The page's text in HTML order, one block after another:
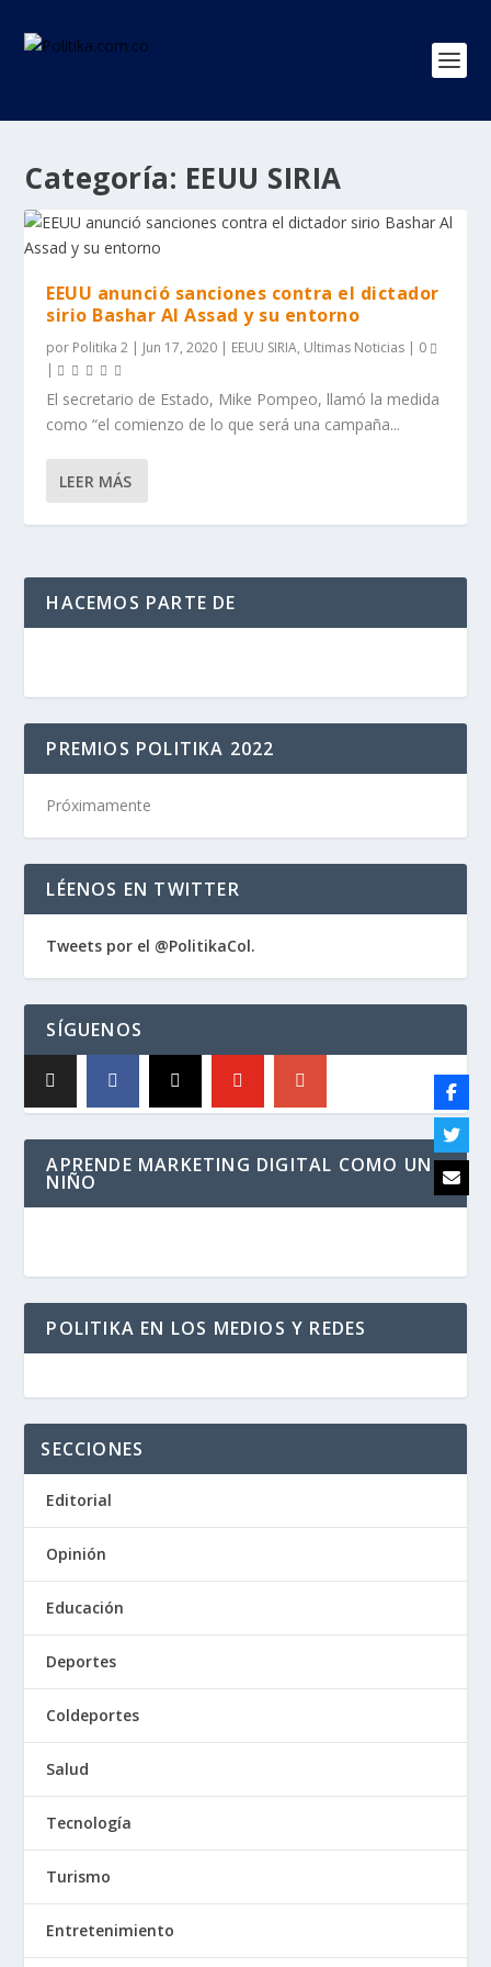
Categoría: EEUU SIRIA
EEUU anunció sanciones contra el dictador
sirio Bashar Al Assad y su entorno
por Politika 2 | Jun 17, 2020 | EEUU SIRIA, Ultimas Noticias | 0
|
El secretario de Estado, Mike Pompeo, llamó la medida
como “el comienzo de lo que será una campaña...
LEER MÁS
HACEMOS PARTE DE
PREMIOS POLITIKA 2022
Próximamente
LÉENOS EN TWITTER
Tweets por el @PolitikaCol.
SÍGUENOS
APRENDE MARKETING DIGITAL COMO UN
NIÑO
POLITIKA EN LOS MEDIOS Y REDES
SECCIONES
Editorial
Opinión
Educación
Deportes
Coldeportes
Salud
Tecnología
Turismo
Entretenimiento